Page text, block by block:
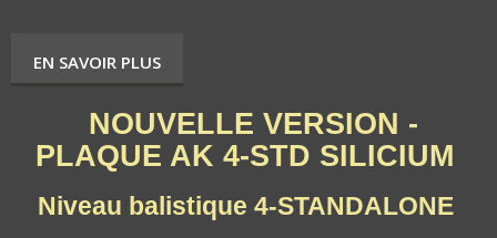
EN SAVOIR PLUS
NOUVELLE VERSION -
PLAQUE AK 4-STD SILICIUM
Niveau balistique 4-STANDALONE